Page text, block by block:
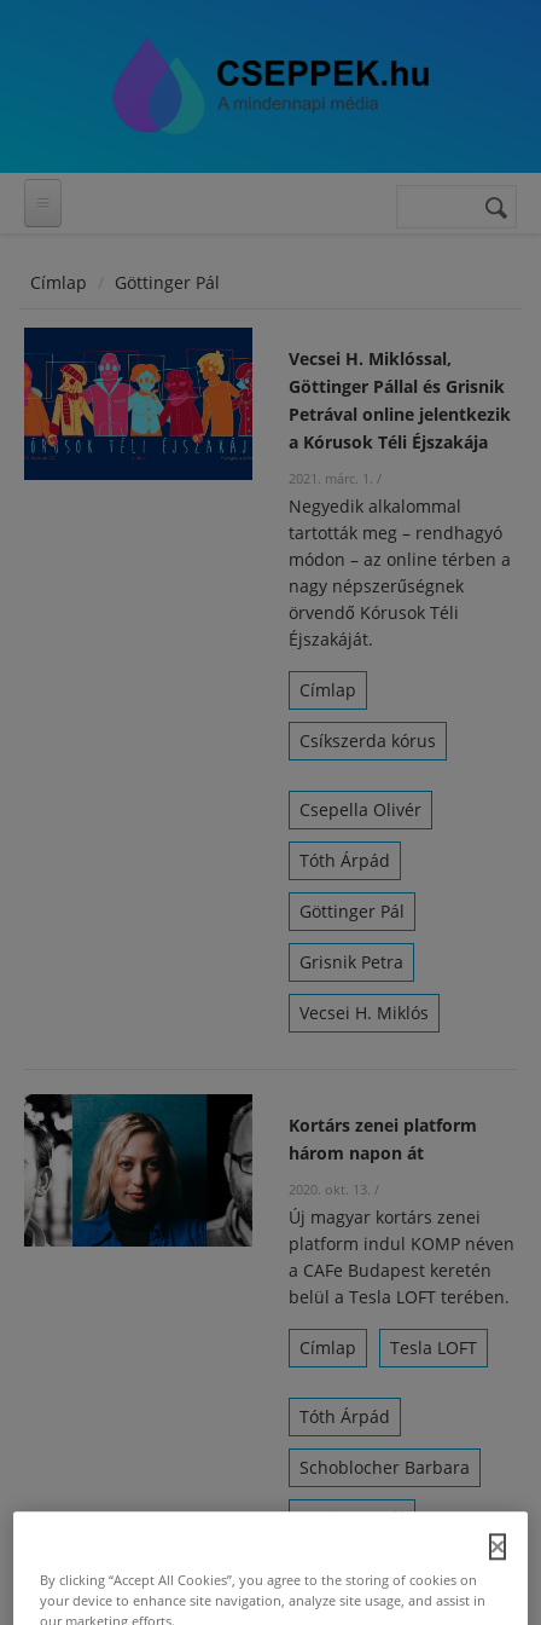
Keresés
Címlap Göttinger Pál
Vecsei H. Miklóssal,
Göttinger Pállal és Grisnik
Petrával online jelentkezik
a Kórusok Téli Éjszakája
2021. márc. 1. /
Negyedik alkalommal
tartották meg – rendhagyó
módon – az online térben a
nagy népszerűségnek
örvendő Kórusok Téli
Éjszakáját.
Címlap
Csíkszerda kórus
Csepella Olivér
Tóth Árpád
Göttinger Pál
Grisnik Petra
Vecsei H. Miklós
Kortárs zenei platform
három napon át
2020. okt. 13. /
Új magyar kortárs zenei
platform indul KOMP néven
a CAFe Budapest keretén
belül a Tesla LOFT terében.
Címlap Tesla LOFT
Tóth Árpád
Schoblocher Barbara
Göttinger Pál
By clicking “Accept All Cookies”, you agree to the storing of cookies on
your device to enhance site navigation, analyze site usage, and assist in
our marketing efforts.